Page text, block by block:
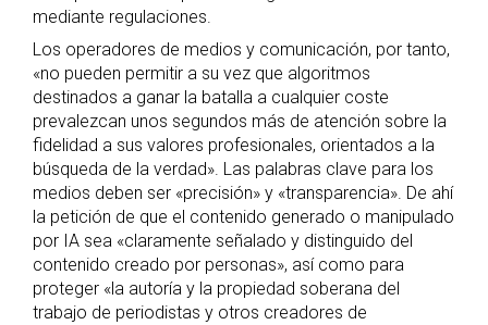
mediante regulaciones.
Los operadores de medios y comunicación, por tanto,
«no pueden permitir a su vez que algoritmos
destinados a ganar la batalla a cualquier coste
prevalezcan unos segundos más de atención sobre la
fidelidad a sus valores profesionales, orientados a la
búsqueda de la verdad». Las palabras clave para los
medios deben ser «precisión» y «transparencia». De ahí
la petición de que el contenido generado o manipulado
por IA sea «claramente señalado y distinguido del
contenido creado por personas», así como para
proteger «la autoría y la propiedad soberana del
trabajo de periodistas y otros creadores de